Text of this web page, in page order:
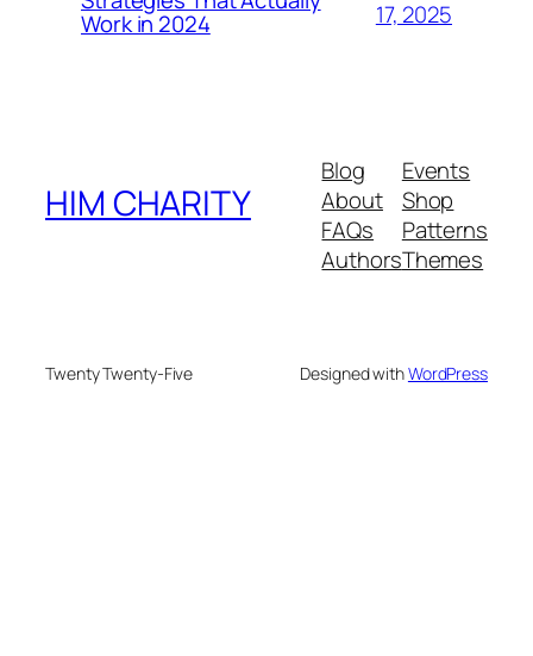
Work in 2024
17, 2025
HIM CHARITY
Blog
About
FAQs
Authors
Events
Shop
Patterns
Themes
Twenty Twenty-Five Designed withWordPress